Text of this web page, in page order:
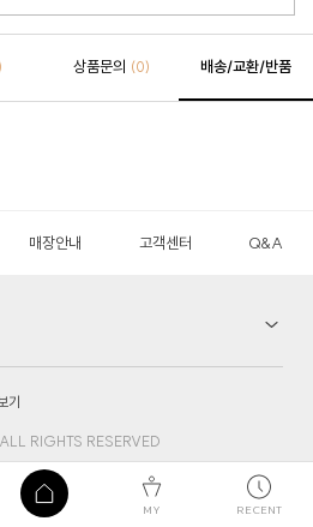
MY RECENT
상품문의 (0) 배송/교환/반품
매장안내 고객센터 Q&A
기
RIGHTS RESERVED